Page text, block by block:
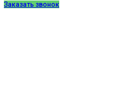
Заказать звонок